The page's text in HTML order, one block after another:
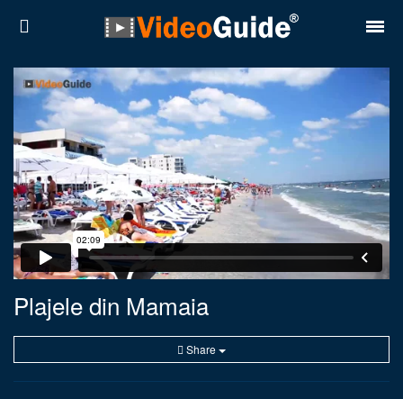
Plajele din Mamaia
Share
Locuri
Destinații
Prețuri
Contact
Despre noi
Reguli de confidentialitate
Română
English